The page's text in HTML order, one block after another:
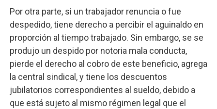
Por otra parte, si un trabajador renuncia o fue
despedido, tiene derecho a percibir el aguinaldo en
proporción al tiempo trabajado. Sin embargo, se se
produjo un despido por notoria mala conducta,
pierde el derecho al cobro de este beneficio, agrega
la central sindical, y tiene los descuentos
jubilatorios correspondientes al sueldo, debido a
que está sujeto al mismo régimen legal que el